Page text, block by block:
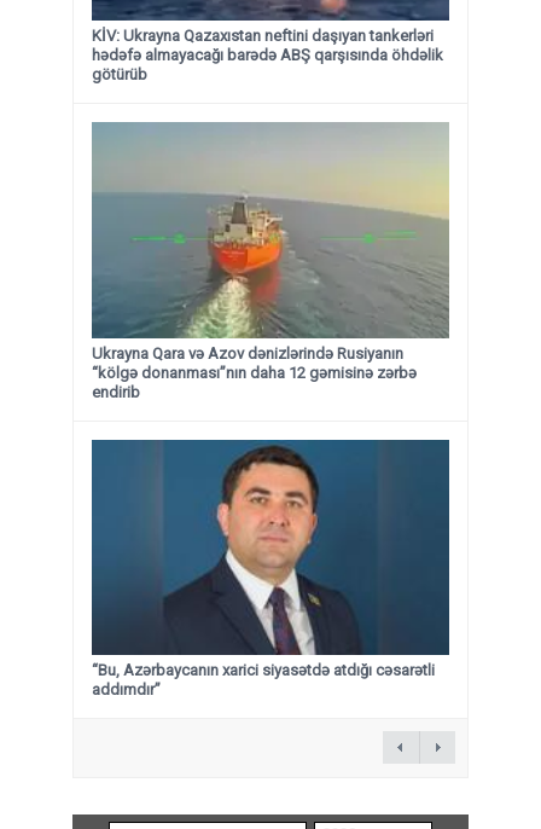
KİV: Ukrayna Qazaxıstan neftini daşıyan tankerləri
hədəfə almayacağı barədə ABŞ qarşısında öhdəlik
götürüb
Ukrayna Qara və Azov dənizlərində Rusiyanın
“kölgə donanması”nın daha 12 gəmisinə zərbə
endirib
“Bu, Azərbaycanın xarici siyasətdə atdığı cəsarətli
addımdır”